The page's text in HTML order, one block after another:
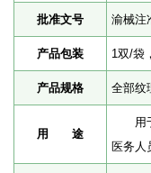
批准文号 渝械注
产品包装 1双/袋
产品规格 全部纹
用 途
用于
医务人